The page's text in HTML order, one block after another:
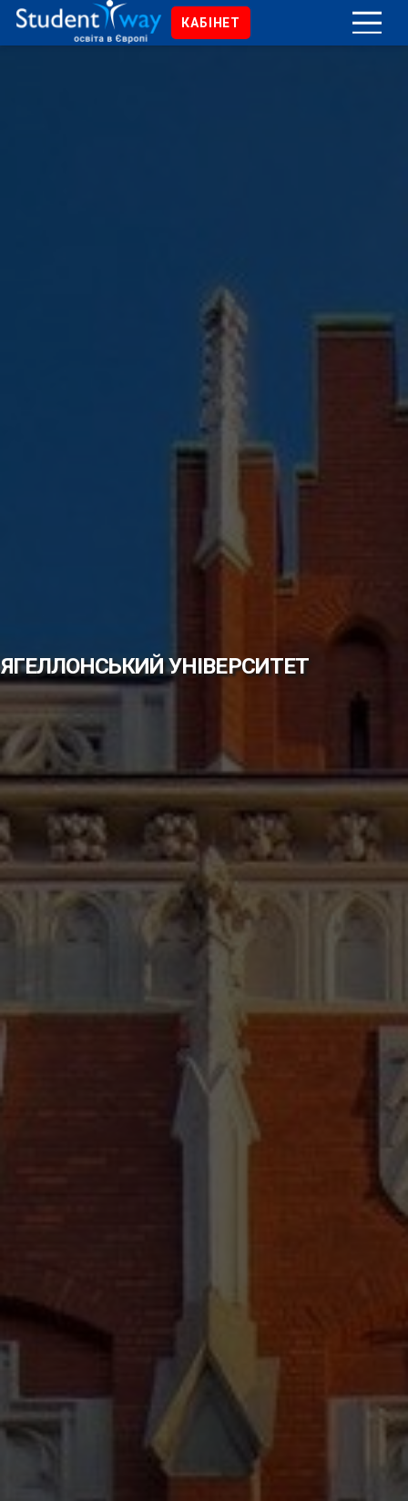
КАБІНЕТ
ЯГЕЛЛОНСЬКИЙ УНІВЕРСИТЕТ